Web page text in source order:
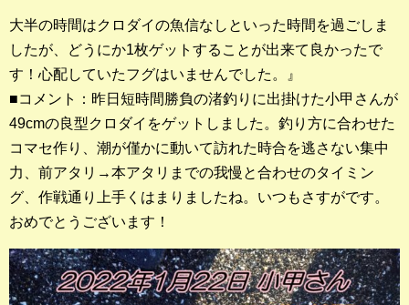
大半の時間はクロダイの魚信なしといった時間を過ごしま
したが、どうにか1枚ゲットすることが出来て良かったで
す！心配していたフグはいませんでした。』
■コメント：昨日短時間勝負の渚釣りに出掛けた小甲さんが
49cmの良型クロダイをゲットしました。釣り方に合わせた
コマセ作り、潮が僅かに動いて訪れた時合を逃さない集中
力、前アタリ→本アタリまでの我慢と合わせのタイミン
グ、作戦通り上手くはまりましたね。いつもさすがです。
おめでとうございます！
店長釣行記
スタッフ釣行記
釣果投稿フォーム
お問い合わせ